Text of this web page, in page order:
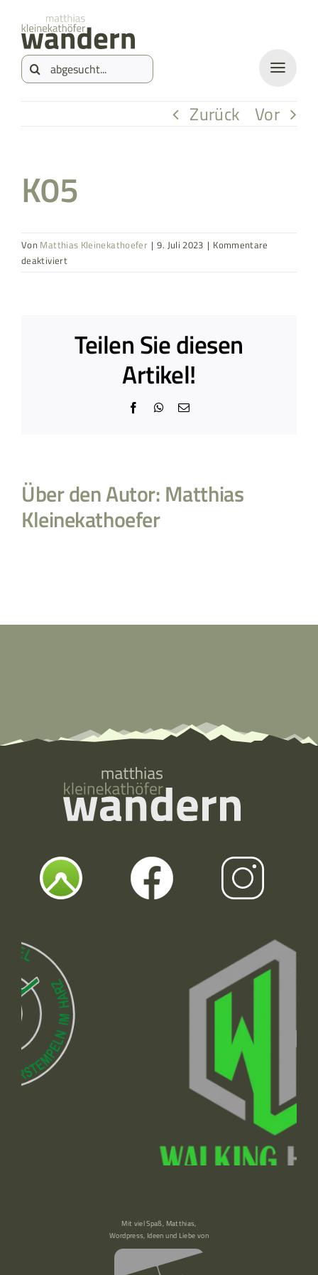
springen
Inhalt
springen
Suche
Zurück Vor
K05
Von Matthias Kleinekathoefer | 9. Juli 2023 | Kommentare
deaktiviertfür
Teilen Sie diesen
Artikel!
Facebook
WhatsApp
E-
Über den Autor:Matthias
Kleinekathoefer
Mit viel Spaß, Matthias,